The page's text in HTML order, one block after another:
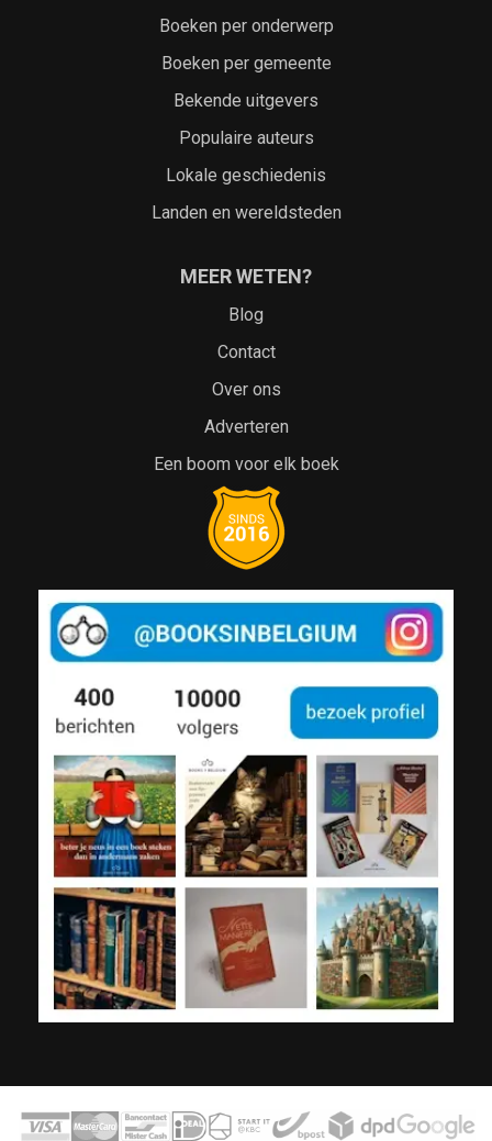
Boeken per onderwerp
Boeken per gemeente
Bekende uitgevers
Populaire auteurs
Lokale geschiedenis
Landen en wereldsteden
MEER WETEN?
Blog
Contact
Over ons
Adverteren
Een boom voor elk boek